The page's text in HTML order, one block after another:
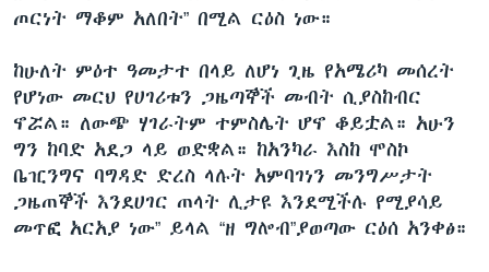
ጦርነት ማቆም አለበት” በሚል ርዕስ ነው።
ከሁለት ምዕተ ዓመታተ በላይ ለሆነ ጊዜ የአሜሪካ መሰረት
የሆነው መርህ የሀገሪቱን ጋዜጣኞች መብት ሲያስከብር
ኖሯል። ለውጭ ሃገራትም ተምስሌት ሆኖ ቆይቷል። አሁን
ግን ከባድ አደጋ ላይ ወድቋል። ከአንካራ እስከ ሞስኮ
ቤዢንግና ባግዳድ ድረስ ላሉት አምባገነን መንግሥታት
ጋዜጠኞች እንደሀገር ጠላት ሊታዩ እንደሚችሉ የሚያሳይ
መጥፎ አርአያ ነው” ይላል “ዘ ግሎብ”ያወጣው ርዕሰ አንቀፅ።